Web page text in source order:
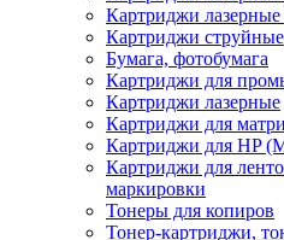
Картриджи
Картриджи струйные
Бумага, фотобумага
Картриджи для
Картриджи лазерные
Картриджи для
Картриджи для HP
Картриджи для
маркировки
Тонеры для копиров
Тонер-картриджи,